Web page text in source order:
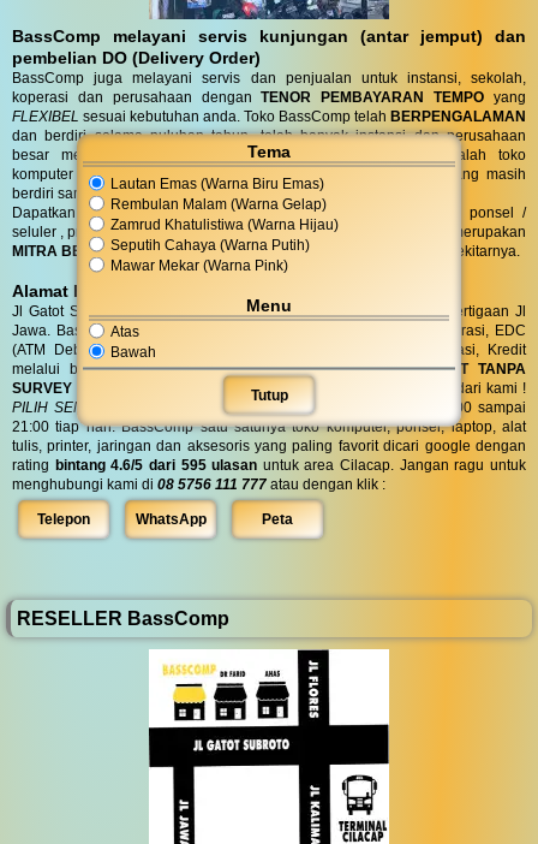
Tema
Lautan Emas (Warna Biru Emas)
Rembulan Malam (Warna Gelap)
Zamrud Khatulistiwa (Warna Hijau)
Seputih Cahaya (Warna Putih)
Mawar Mekar (Warna Pink)
Menu
Atas
Bawah
Tutup
BassComp melayani servis kunjungan (antar jemput) dan
pembelian DO (Delivery Order)
BassComp juga melayani servis dan penjualan untuk instansi, sekolah,
koperasi dan perusahaan denganTENOR PEMBAYARAN TEMPO yang
FLEXIBEL sesuai kebutuhan anda. Toko BassComp telah BERPENGALAMAN
dan berdiri selama puluhan tahun, telah banyak instansi dan perusahaan
besar mempercayai kehandalan teknisi kami. BassComp adalah toko
komputer termurah dan terlengkap serta
TERTUA
asli cilacap yang masih
berdiri sampai saat ini.
Dapatkan penawaran terbaik untuk kebutuhan komputer, laptop, ponsel /
seluler , printer, alat tulis, jaringan dan aksesoris anda. Bass Comp merupakan
MITRA BELANJA dan SERVIS TERPERCAYA
warga Cilacap dan sekitarnya.
Alamat BassComp
Jl Gatot Subroto no 47 Cilacap (100 meter selatan terminal) di pertigaan Jl
Jawa. BassComp melayani pembelian tunai, SIPLAH, BMT / Koperasi, EDC
(ATM Debit dan Kartu Kredit), QRIS, Transfer realtime terintegrasi, Kredit
melalui berbagai leasing.KREDITdi BassComp prosesCEPAT TANPA
SURVEY (RO)
DapatkanBONUS
aksesories spesial dari kami !
PILIH SENDIRI
Langsung tanpa diundi ! BassComp buka jam 08:00 sampai
21:00 tiap hari. BassComp satu satunya toko komputer, ponsel, laptop, alat
tulis, printer, jaringan dan aksesoris yang paling favorit dicari google dengan
rating bintang 4.6/5 dari 595 ulasan untuk area Cilacap. Jangan ragu untuk
menghubungi kami di 08 5756 111 777 atau dengan klik :
Telepon WhatsApp Peta
RESELLER BassComp